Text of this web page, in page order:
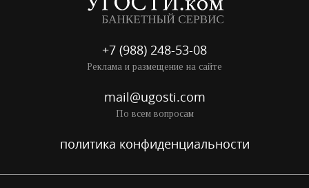
+7 (988) 248-53-08
Реклама и размещение на сайте
mail@ugosti.com
По всем вопросам
политика конфиденциальности